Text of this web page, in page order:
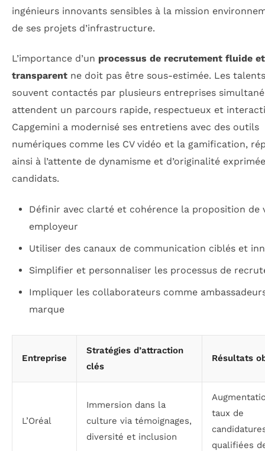
ingénieurs innovants sensibles à la mission
de ses projets d’infrastructure.
L’importance d’un processus de recrutement fluide et
transparent ne doit pas être sous-estimée. Les
souvent contactés par plusieurs entreprises
attendent un parcours rapide, respectueux et
Capgemini a modernisé ses entretiens avec des outils
numériques comme les CV vidéo et la gamification,
ainsi à l’attente de dynamisme et d’originalité
candidats.
Définir avec clarté et cohérence la proposition de
employeur
Utiliser des canaux de communication ciblés et
Simplifier et personnaliser les processus de
Impliquer les collaborateurs comme
marque
Entreprise
Stratégies d’attraction
clés
Résultats
L’Oréal
Immersion dans la
culture via témoignages,
diversité et inclusion
taux de
qualifiées